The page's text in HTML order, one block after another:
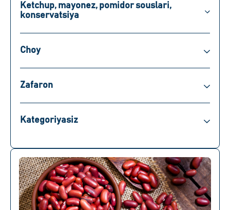
Ketchup, mayonez, pomidor souslari,
konservatsiya
Choy
Zafaron
Kategoriyasiz